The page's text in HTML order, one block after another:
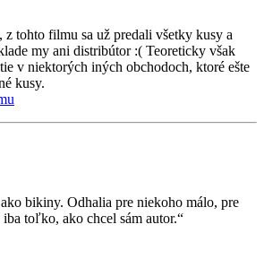
z tohto filmu sa už predali všetky kusy a
my ani distribútor :( Teoreticky však
v niektorých iných obchodoch, ktoré ešte
kusy.
bikiny. Odhalia pre niekoho málo, pre
toľko, ako chcel sám autor.